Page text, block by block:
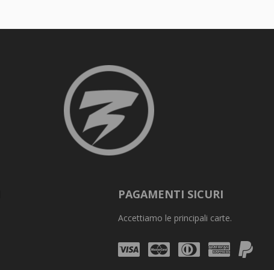
PAGAMENTI SICURI
Accettiamo le principali carte.
Visa Mastercard
Diners
Club
AmexPayPal